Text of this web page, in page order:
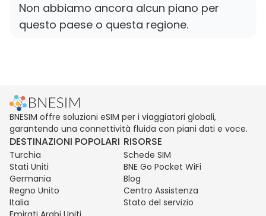
Non abbiamo ancora alcun piano per
questo paese o questa regione.
BNESIM offre soluzioni eSIM per i viaggiatori globali,
garantendo una connettività fluida con piani dati e voce.
DESTINAZIONI POPOLARI
Turchia
Stati Uniti
Germania
Regno Unito
Italia
RISORSE
Schede SIM
BNE Go Pocket WiFi
Blog
Centro Assistenza
Stato del servizio